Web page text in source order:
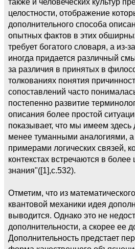
целостности, отображение
дополнительного способа
опытных фактов в этих
требует богатого словаря, а из-
иногда придается различный
за различия в принятых в
толкованиях понятия
сопоставлений часто
постепенно развитие
описания более простой
показывает, что мы имеем здесь
менее туманными аналогиями,
примерами логических связей,
контекстах встречаются в
знания"([1],c.532).
Отметим, что из
квантовой механики идея
выводится. Однако это не
дополнительности, а скорее ее
Дополнительность предстает